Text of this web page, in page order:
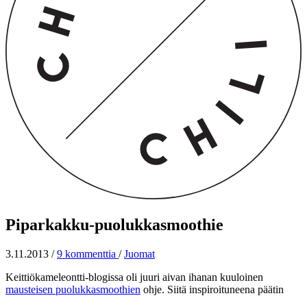
Piparkakku-puolukkasmoothie
3.11.2013 / 9 kommenttia / Juomat
Keittiökameleontti-blogissa oli juuri aivan ihanan kuuloinen
mausteisen puolukkasmoothien ohje. Siitä inspiroituneena päätin